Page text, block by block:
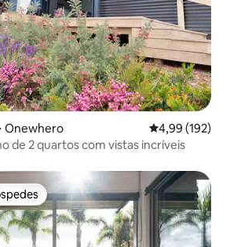
Onewhero 4,99 de uma
4,99 (192)
de 2 quartos com vistas incríveis
dos hóspedes